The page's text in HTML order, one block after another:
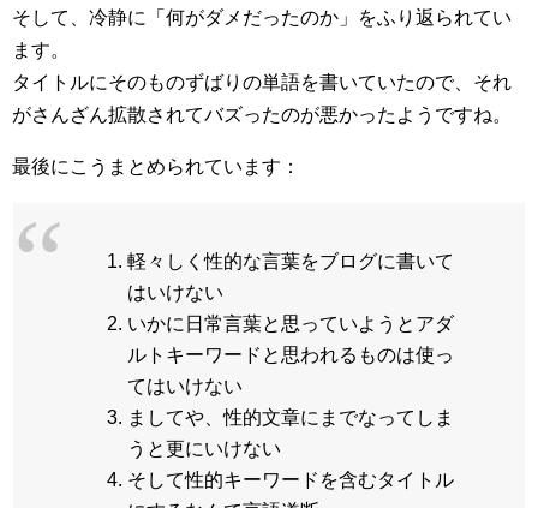
そして、冷静に「何がダメだったのか」をふり返られてい
ます。
タイトルにそのものずばりの単語を書いていたので、それ
がさんざん拡散されてバズったのが悪かったようですね。
最後にこうまとめられています：
軽々しく性的な言葉をブログに書いて
はいけない
いかに日常言葉と思っていようとアダ
ルトキーワードと思われるものは使っ
てはいけない
ましてや、性的文章にまでなってしま
うと更にいけない
そして性的キーワードを含むタイトル